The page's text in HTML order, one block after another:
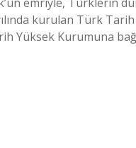
kurulan Türk
Yüksek Kurumuna